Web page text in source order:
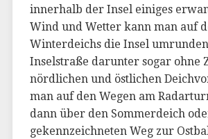
innerhalb der Insel einiges
Wind und Wetter kann man auf
Winterdeichs die Insel
Inselstraße darunter sogar ohne
nördlichen und östlichen
man auf den Wegen am
dann über den Sommerdeich
gekennzeichneten Weg zur